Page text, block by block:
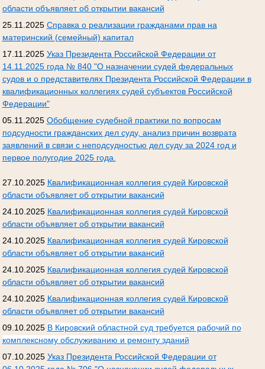
области объявляет об открытии вакансий
25.11.2025 Справка о реализации гражданами прав на
материнский (семейный) капитал
17.11.2025 Указ Президента Российской Федерации от
14.11.2025 года № 840 "О назначении судей федеральных
судов и о представителях Президента Российской Федерации в
квалификационных коллегиях судей субъектов Российской
Федерации"
05.11.2025 Обобщение судебной практики по вопросам
подсудности гражданских дел суду, анализ причин возврата
заявлений в связи с неподсудностью дел суду за 2024 год и
первое полугодие 2025 года.
27.10.2025 Квалификационная коллегия судей Кировской
области объявляет об открытии вакансий
24.10.2025 Квалификационная коллегия судей Кировской
области объявляет об открытии вакансий
24.10.2025 Квалификационная коллегия судей Кировской
области объявляет об открытии вакансий
24.10.2025 Квалификационная коллегия судей Кировской
области объявляет об открытии вакансий
24.10.2025 Квалификационная коллегия судей Кировской
области объявляет об открытии вакансий
09.10.2025 В Кировский областной суд требуется рабочий по
комплексному обслуживанию и ремонту зданий
07.10.2025 Указ Президента Российской Федерации от